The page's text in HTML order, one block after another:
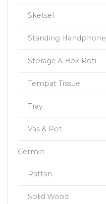
Sketsel
Standing Handphone
Storage & Box Roti
Tempat Tissue
Tray
Vas & Pot
Cermin
Rattan
Solid Wood